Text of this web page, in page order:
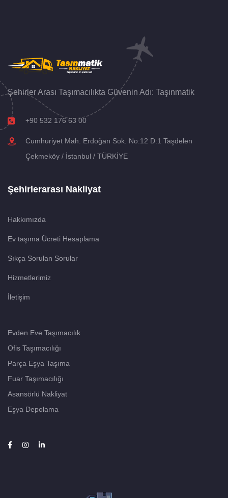
Şehirler Arası Taşımacılıkta Güvenin Adı: Taşınmatik
+90 532 176 63 00
Cumhuriyet Mah. Erdoğan Sok. No:12 D:1 Taşdelen
Çekmeköy / İstanbul / TÜRKİYE
Şehirlerarası Nakliyat
Hakkımızda
Ev taşıma Ücreti Hesaplama
Sıkça Sorulan Sorular
Hizmetlerimiz
İletişim
Evden Eve Taşımacılık
Ofis Taşımacılığı
Parça Eşya Taşıma
Fuar Taşımacılığı
Asansörlü Nakliyat
Eşya Depolama